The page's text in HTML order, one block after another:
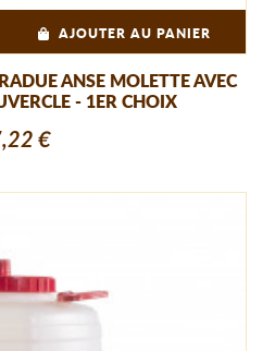
AJOUTER AU PANIER
ANSE MOLETTE AVEC
- 1ER CHOIX
€